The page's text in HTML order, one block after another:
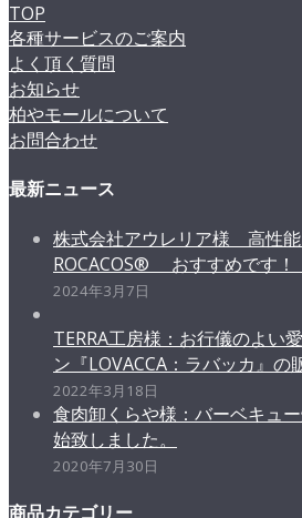
TOP
各種サービスのご案内
よく頂く質問
お知らせ
柏やモールについて
お問合わせ
最新ニュース
株式会社アウレリア様 高性
ROCACOS® おすすめです！
2024年3月7日
TERRA工房様：お行儀のよい
ン『LOVACCA：ラバッカ』の
2022年3月18日
食肉卸くらや様：バーベキュ
始致しました。
2020年7月30日
商品カテゴリー